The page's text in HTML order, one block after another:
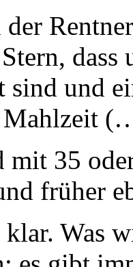
und
Mahlzeit
35 oder
früher
klar. Was